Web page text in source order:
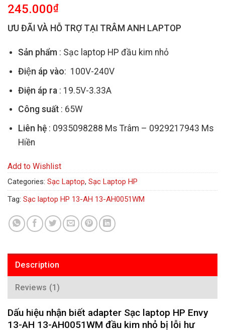
Rated 5.00
out of 5
based on
1
customer
245.000₫
ƯU ĐÃI VÀ HỖ TRỢ TẠI TRÂM ANH LAPTOP
Sản phẩm : Sạc laptop HP đầu kim nhỏ
Điện áp vào: 100V-240V
Điện áp ra: 19.5V-3.33A
Công suất: 65W
Liên hệ: 0935098288 Ms Trâm – 0929217943 Ms
Hiền
Add to Wishlist
Categories: Sạc Laptop, Sạc Laptop HP
Tag: Sạc laptop HP 13-AH 13-AH0051WM
Description
Reviews (1)
Dấu hiệu nhận biết adapter Sạc laptop HP Envy
13-AH 13-AH0051WM đầu kim nhỏ bị lỗi hư